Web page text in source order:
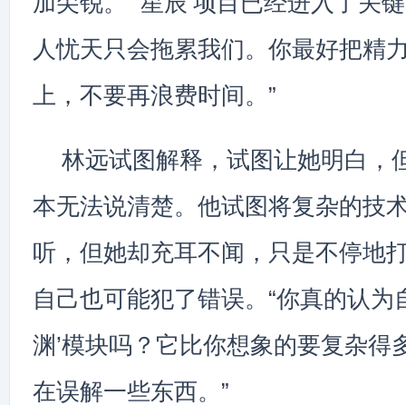
人忧天只会拖累我们。你最好把精
上，不要再浪费时间。”
林远试图解释，试图让她明白，
本无法说清楚。他试图将复杂的技
听，但她却充耳不闻，只是不停地
自己也可能犯了错误。“你真的认为
渊’模块吗？它比你想象的要复杂得
在误解一些东西。”